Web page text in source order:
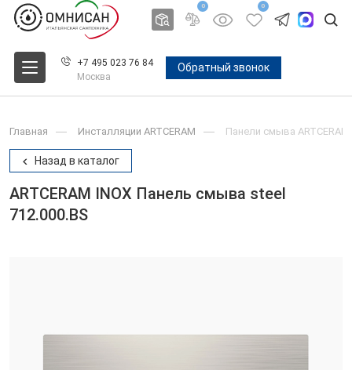
0 0
+7 495 023 76 84
Москва
Обратный звонок
Главная Инсталляции ARTCERAM Панели смыва ARTCERAM
Назад в каталог
ARTCERAM INOX Панель смыва steel
712.000.BS